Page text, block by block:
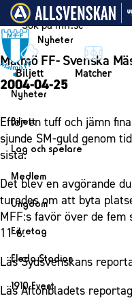
Vidare till innehållet
Nyheter
Biljett Matcher
Nyheter
Nyheter
Kalender
Biljett
Biljett
Årskort dam
Mitt MFF
Biljetter till bortamatcher
Biljettvillkor
Lag och spelare
Lag
Herrlaget
Spelare
Ledarstab
Damlaget
Spelare
Medlem
Medlemskap i Malmö FF
Årsmöte 2026
Ungdom
MFF Ungdom
Skånecupen
Fotbollsskolan
Företag
Bli företagspartner
Klubbstolar
Eleda Stadion
Eleda Stadion
Erics Bar & Restaurang
1910 Event
Malmö FF- Svenska
2004-04-25
Efter en tuff och jämn
sjunde SM-guld genom
sista.
Det blev en avgörande
turades om att byta
MFF:s favör över de fem
11-6.
Läs Sydsvenskans
Läs Aftonbladets